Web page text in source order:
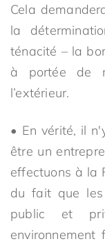
Cela
la
ténacité – la
à portée de
l’extérieur.
• En vérité, il
être un
effectuons à la
du fait que les
public et